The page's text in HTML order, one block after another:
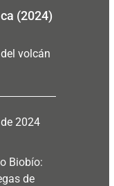
(2024)
volcán
2024
Biobío:
de